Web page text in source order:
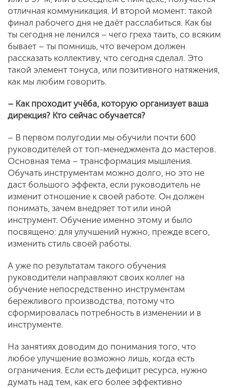
отличная коммуникация. И второй момент: такой
финал рабочего дня не даёт расслабиться. Как бы
ты сегодня не ленился – чего греха таить, со всяким
бывает – ты помнишь, что вечером должен
рассказать коллективу, что сегодня сделал. Это
такой элемент тонуса, или позитивного натяжения,
как мы любим говорить.
– Как проходит учёба, которую организует ваша
дирекция? Кто сейчас обучается?
– В первом полугодии мы обучили почти 600
руководителей от топ-менеджмента до мастеров.
Основная тема – трансформация мышления.
Обучать инструментам можно долго, но это не
даст большого эффекта, если руководитель не
изменит отношение к своей работе. Он должен
понимать, зачем внедряет тот или иной
инструмент. Обучение именно этому и было
посвящено: для улучшений нужно, прежде всего,
изменить стиль своей работы.
А уже по результатам такого обучения
руководители направляют своих коллег на
обучение непосредственно инструментам
бережливого производства, потому что
сформировалась потребность в изменении и в
инструменте.
На занятиях доводим до понимания того, что
любое улучшение возможно лишь, когда есть
ограничения. Если есть дефицит ресурса, нужно
думать над тем, как его более эффективно